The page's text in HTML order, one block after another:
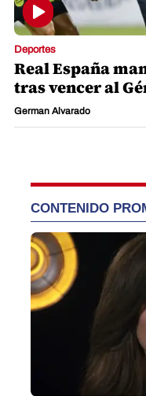
Deportes
Real España
tras vencer al
German Alvarado
CONTENIDO